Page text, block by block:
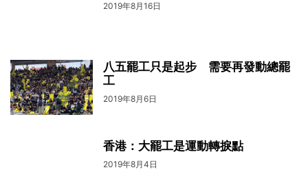
2019年8月16日
八五罷工只是起步 需要再發動總罷
工
2019年8月6日
香港：大罷工是運動轉捩點
2019年8月4日